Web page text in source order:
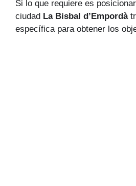
Si lo que requiere es
ciudad La Bisbal d’Empordà
específica para obtener los